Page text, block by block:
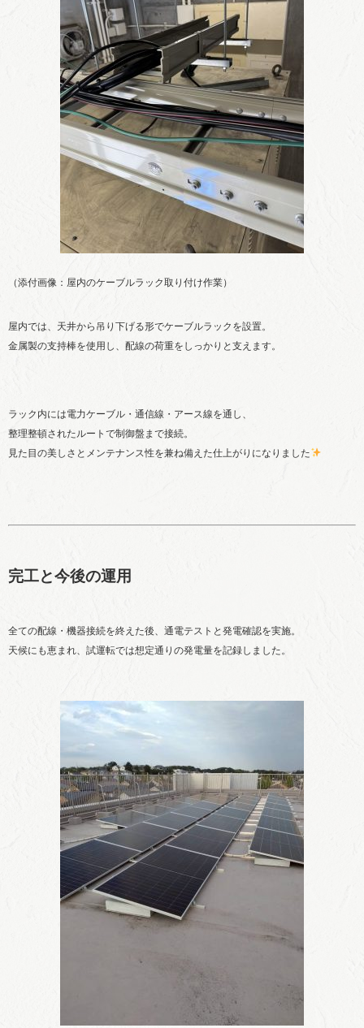
（添付画像：屋内のケーブルラック取り付け作業）
屋内では、天井から吊り下げる形でケーブルラックを設置。
金属製の支持棒を使用し、配線の荷重をしっかりと支えます。
ラック内には電力ケーブル・通信線・アース線を通し、
整理整頓されたルートで制御盤まで接続。
見た目の美しさとメンテナンス性を兼ね備えた仕上がりになりました
完工と今後の運用
全ての配線・機器接続を終えた後、通電テストと発電確認を実施。
天候にも恵まれ、試運転では想定通りの発電量を記録しました。